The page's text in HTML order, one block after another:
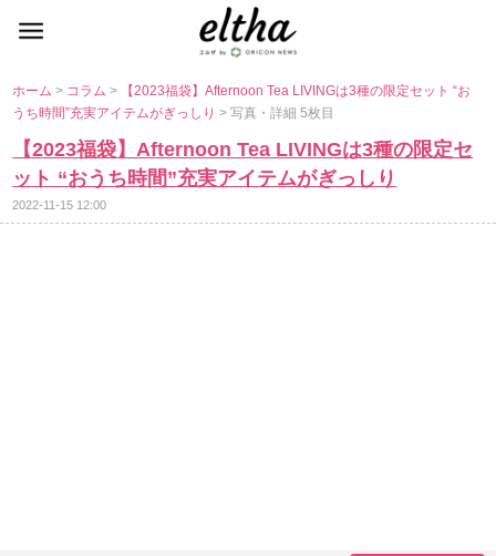
ホーム> コラム>
【2023福袋】Afternoon Tea LIVINGは3種の限定セット “お
うち時間”充実アイテムがぎっしり> 写真・詳細 5枚目
【2023福袋】Afternoon Tea LIVINGは3種の限定セ
ット “おうち時間”充実アイテムがぎっしり
2022-11-15 12:00